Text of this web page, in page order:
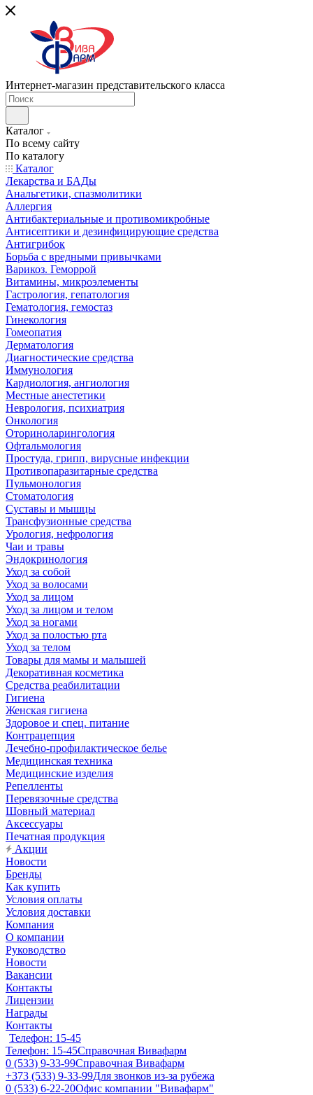
Интернет-магазин представительского класса
Каталог
По всему сайту
По каталогу
Каталог
Лекарства и БАДы
Анальгетики, спазмолитики
Аллергия
Антибактериальные и противомикробные
Антисептики и дезинфицирующие средства
Антигрибок
Борьба с вредными привычками
Варикоз. Геморрой
Витамины, микроэлементы
Гастрология, гепатология
Гематология, гемостаз
Гинекология
Гомеопатия
Дерматология
Диагностические средства
Иммунология
Кардиология, ангиология
Местные анестетики
Неврология, психиатрия
Онкология
Оториноларингология
Офтальмология
Простуда, грипп, вирусные инфекции
Противопаразитарные средства
Пульмонология
Стоматология
Суставы и мышцы
Трансфузионные средства
Урология, нефрология
Чаи и травы
Эндокринология
Уход за собой
Уход за волосами
Уход за лицом
Уход за лицом и телом
Уход за ногами
Уход за полостью рта
Уход за телом
Товары для мамы и малышей
Декоративная косметика
Средства реабилитации
Гигиена
Женская гигиена
Здоровое и спец. питание
Контрацепция
Лечебно-профилактическое белье
Медицинская техника
Медицинские изделия
Репелленты
Перевязочные средства
Шовный материал
Аксессуары
Печатная продукция
Акции
Новости
Бренды
Как купить
Условия оплаты
Условия доставки
Компания
О компании
Руководство
Новости
Вакансии
Контакты
Лицензии
Награды
Контакты
Телефон: 15-45
Телефон: 15-45Справочная Вивафарм
0 (533) 9-33-99Справочная Вивафарм
+373 (533) 9-33-99Для звонков из-за рубежа
0 (533) 6-22-20Офис компании "Вивафарм"